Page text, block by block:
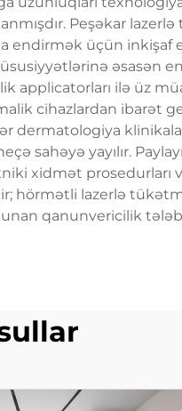
Peşəkar lazerlə
endirmək üçün
əsasən
applicatorları ilə üz
cihazlardan ibarət
dermatologiya
sahəyə yayılır.
xidmət prosedurları
lazerlə
qanunvericilik